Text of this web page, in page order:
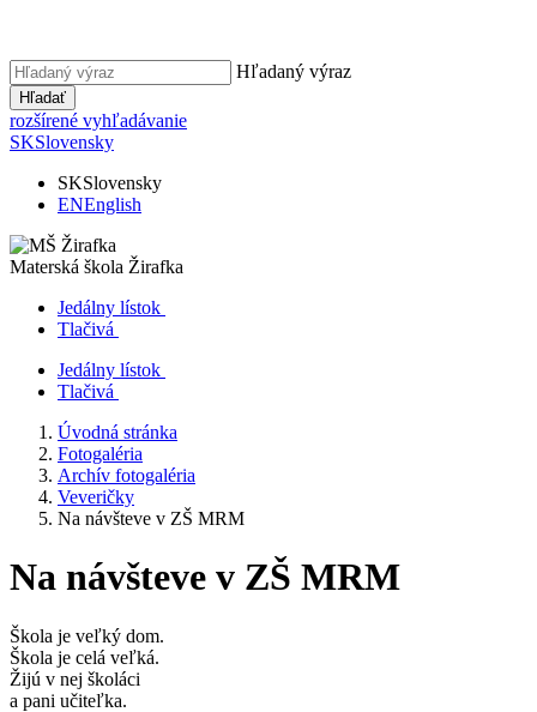
Hľadaný výraz
Hľadať
rozšírené vyhľadávanie
SKSlovensky
SKSlovensky
ENEnglish
Materská škola Žirafka
Jedálny lístok
Tlačivá
Jedálny lístok
Tlačivá
Úvodná stránka
Fotogaléria
Archív fotogaléria
Veveričky
Na návšteve v ZŠ MRM
Na návšteve v ZŠ MRM
Škola je veľký dom.
Škola je celá veľká.
Žijú v nej školáci
a pani učiteľka.